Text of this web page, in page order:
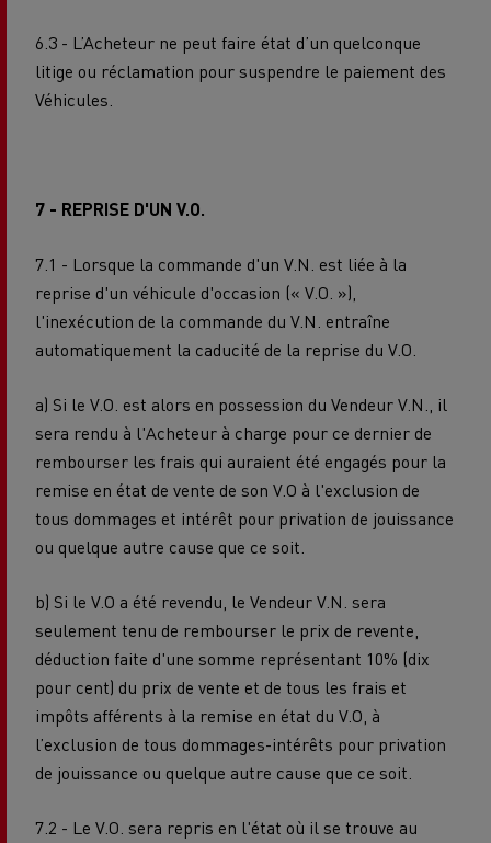
6.3 - L’Acheteur ne peut faire état d’un quelconque
litige ou réclamation pour suspendre le paiement des
Véhicules.
7 - REPRISE D'UN V.O.
7.1 - Lorsque la commande d'un V.N. est liée à la
reprise d'un véhicule d'occasion (« V.O. »),
l'inexécution de la commande du V.N. entraîne
automatiquement la caducité de la reprise du V.O.
a) Si le V.O. est alors en possession du Vendeur V.N., il
sera rendu à l'Acheteur à charge pour ce dernier de
rembourser les frais qui auraient été engagés pour la
remise en état de vente de son V.O à l'exclusion de
tous dommages et intérêt pour privation de jouissance
ou quelque autre cause que ce soit.
b) Si le V.O a été revendu, le Vendeur V.N. sera
seulement tenu de rembourser le prix de revente,
déduction faite d'une somme représentant 10% (dix
pour cent) du prix de vente et de tous les frais et
impôts afférents à la remise en état du V.O, à
l’exclusion de tous dommages-intérêts pour privation
de jouissance ou quelque autre cause que ce soit.
7.2 - Le V.O. sera repris en l'état où il se trouve au